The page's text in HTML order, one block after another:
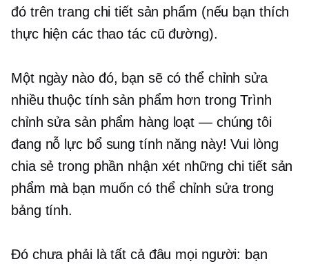
đó trên trang chi tiết sản phẩm (nếu bạn thích
thực hiện các thao tác cũ đường).
Một ngày nào đó, bạn sẽ có thể chỉnh sửa
nhiều thuộc tính sản phẩm hơn trong Trình
chỉnh sửa sản phẩm hàng loạt — chúng tôi
đang nỗ lực bổ sung tính năng này! Vui lòng
chia sẻ trong phần nhận xét những chi tiết sản
phẩm mà bạn muốn có thể chỉnh sửa trong
bảng tính.
Đó chưa phải là tất cả đâu mọi người: bạn